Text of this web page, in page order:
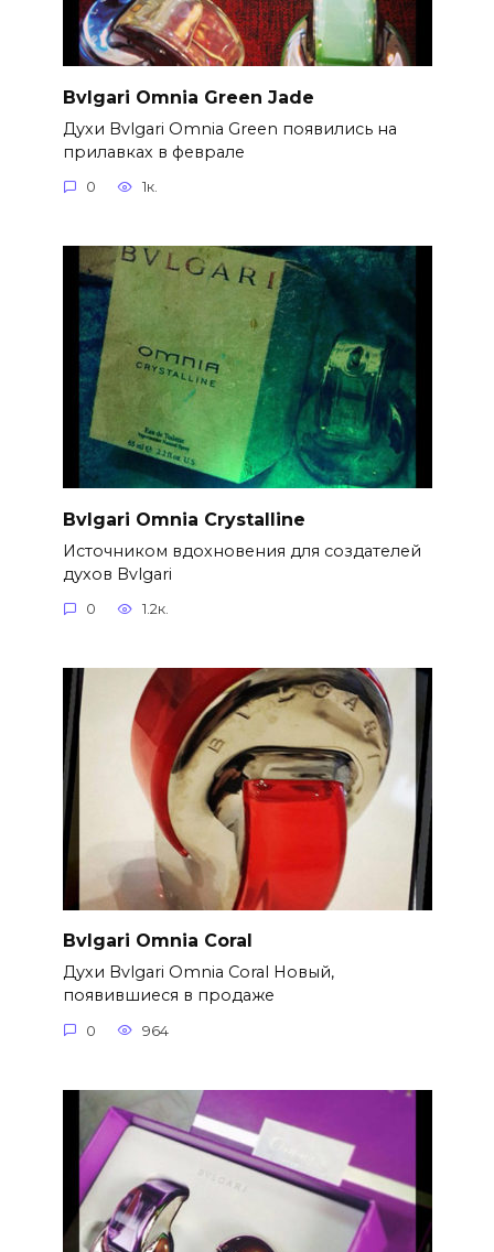
Bvlgari Omnia Green Jade
Духи Bvlgari Omnia Green появились на
прилавках в феврале
0 1к.
Bvlgari Omnia Crystalline
Источником вдохновения для создателей
духов Bvlgari
0 1.2к.
Bvlgari Omnia Coral
Духи Bvlgari Omnia Coral Новый,
появившиеся в продаже
0 964